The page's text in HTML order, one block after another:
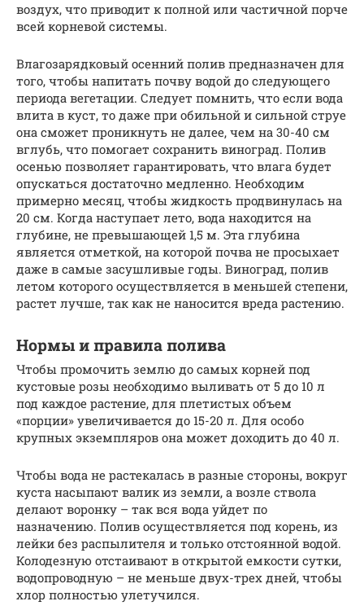
воздух, что приводит к полной или частичной порче
всей корневой системы.
Влагозарядковый осенний полив предназначен для
того, чтобы напитать почву водой до следующего
периода вегетации. Следует помнить, что если вода
влита в куст, то даже при обильной и сильной струе
она сможет проникнуть не далее, чем на 30-40 см
вглубь, что помогает сохранить виноград. Полив
осенью позволяет гарантировать, что влага будет
опускаться достаточно медленно. Необходим
примерно месяц, чтобы жидкость продвинулась на
20 см. Когда наступает лето, вода находится на
глубине, не превышающей 1,5 м. Эта глубина
является отметкой, на которой почва не просыхает
даже в самые засушливые годы. Виноград, полив
летом которого осуществляется в меньшей степени,
растет лучше, так как не наносится вреда растению.
Нормы и правила полива
Чтобы промочить землю до самых корней под
кустовые розы необходимо выливать от 5 до 10 л
под каждое растение, для плетистых объем
«порции» увеличивается до 15-20 л. Для особо
крупных экземпляров она может доходить до 40 л.
Чтобы вода не растекалась в разные стороны, вокруг
куста насыпают валик из земли, а возле ствола
делают воронку – так вся вода уйдет по
назначению. Полив осуществляется под корень, из
лейки без распылителя и только отстоянной водой.
Колодезную отстаивают в открытой емкости сутки,
водопроводную – не меньше двух-трех дней, чтобы
хлор полностью улетучился.